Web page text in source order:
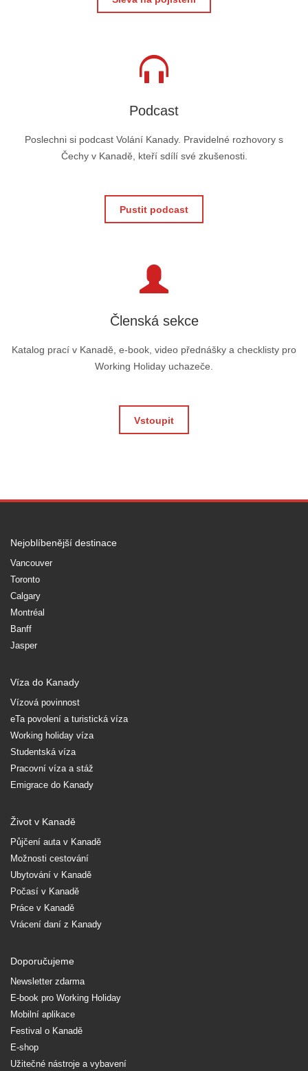
Podcast
Poslechni si podcast Volání Kanady. Pravidelné rozhovory s
Čechy v Kanadě, kteří sdílí své zkušenosti.
Pustit podcast
Členská sekce
Katalog prací v Kanadě, e-book, video přednášky a checklisty pro
Working Holiday uchazeče.
Vstoupit
Nejoblíbenější destinace
Vancouver
Toronto
Calgary
Montréal
Banff
Jasper
Víza do Kanady
Vízová povinnost
eTa povolení a turistická víza
Working holiday víza
Studentská víza
Pracovní víza a stáž
Emigrace do Kanady
Život v Kanadě
Půjčení auta v Kanadě
Možnosti cestování
Ubytování v Kanadě
Počasí v Kanadě
Práce v Kanadě
Vrácení daní z Kanady
Doporučujeme
Newsletter zdarma
E-book pro Working Holiday
Mobilní aplikace
Festival o Kanadě
E-shop
Užitečné nástroje a vybavení